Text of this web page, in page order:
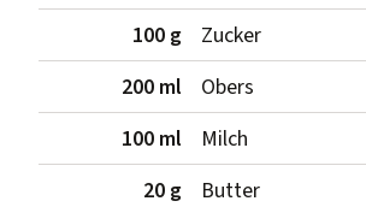
100 g
Zucker
200 ml
Obers
100 ml
Milch
20 g
Butter